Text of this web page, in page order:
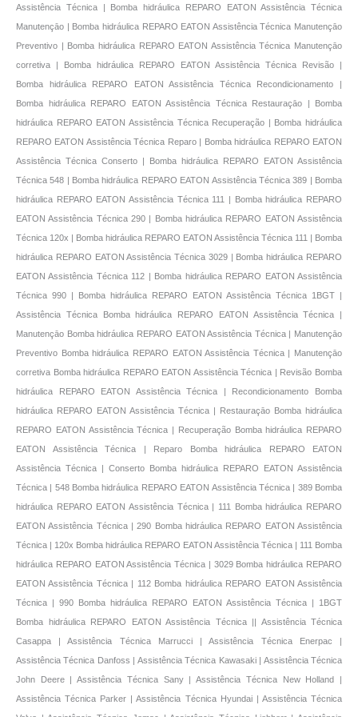
Assistência Técnica | Bomba hidráulica REPARO EATON Assistência Técnica
Manutençāo | Bomba hidráulica REPARO EATON Assistência Técnica Manutençāo
Preventivo | Bomba hidráulica REPARO EATON Assistência Técnica Manutençāo
corretiva | Bomba hidráulica REPARO EATON Assistência Técnica Revisão |
Bomba hidráulica REPARO EATON Assistência Técnica Recondicionamento |
Bomba hidráulica REPARO EATON Assistência Técnica Restauraçāo | Bomba
hidráulica REPARO EATON Assistência Técnica Recuperação | Bomba hidráulica
REPARO EATON Assistência Técnica Reparo | Bomba hidráulica REPARO EATON
Assistência Técnica Conserto | Bomba hidráulica REPARO EATON Assistência
Técnica 548 | Bomba hidráulica REPARO EATON Assistência Técnica 389 | Bomba
hidráulica REPARO EATON Assistência Técnica 111 | Bomba hidráulica REPARO
EATON Assistência Técnica 290 | Bomba hidráulica REPARO EATON Assistência
Técnica 120x | Bomba hidráulica REPARO EATON Assistência Técnica 111 | Bomba
hidráulica REPARO EATON Assistência Técnica 3029 | Bomba hidráulica REPARO
EATON Assistência Técnica 112 | Bomba hidráulica REPARO EATON Assistência
Técnica 990 | Bomba hidráulica REPARO EATON Assistência Técnica 1BGT |
Assistência Técnica Bomba hidráulica REPARO EATON Assistência Técnica |
Manutençāo Bomba hidráulica REPARO EATON Assistência Técnica | Manutençāo
Preventivo Bomba hidráulica REPARO EATON Assistência Técnica | Manutençāo
corretiva Bomba hidráulica REPARO EATON Assistência Técnica | Revisão Bomba
hidráulica REPARO EATON Assistência Técnica | Recondicionamento Bomba
hidráulica REPARO EATON Assistência Técnica | Restauraçāo Bomba hidráulica
REPARO EATON Assistência Técnica | Recuperação Bomba hidráulica REPARO
EATON Assistência Técnica | Reparo Bomba hidráulica REPARO EATON
Assistência Técnica | Conserto Bomba hidráulica REPARO EATON Assistência
Técnica | 548 Bomba hidráulica REPARO EATON Assistência Técnica | 389 Bomba
hidráulica REPARO EATON Assistência Técnica | 111 Bomba hidráulica REPARO
EATON Assistência Técnica | 290 Bomba hidráulica REPARO EATON Assistência
Técnica | 120x Bomba hidráulica REPARO EATON Assistência Técnica | 111 Bomba
hidráulica REPARO EATON Assistência Técnica | 3029 Bomba hidráulica REPARO
EATON Assistência Técnica | 112 Bomba hidráulica REPARO EATON Assistência
Técnica | 990 Bomba hidráulica REPARO EATON Assistência Técnica | 1BGT
Bomba hidráulica REPARO EATON Assistência Técnica || Assistência Técnica
Casappa | Assistência Técnica Marrucci | Assistência Técnica Enerpac |
Assistência Técnica Danfoss | Assistência Técnica Kawasaki | Assistência Técnica
John Deere | Assistência Técnica Sany | Assistência Técnica New Holland |
Assistência Técnica Parker | Assistência Técnica Hyundai | Assistência Técnica